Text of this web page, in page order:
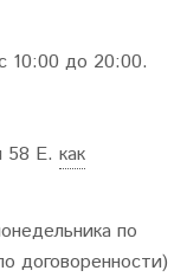
10:00 до 20:00.
58 Е. как
по
договоренности)